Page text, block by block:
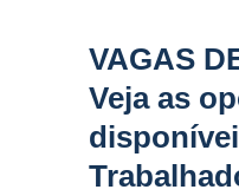
VAGAS
Veja as